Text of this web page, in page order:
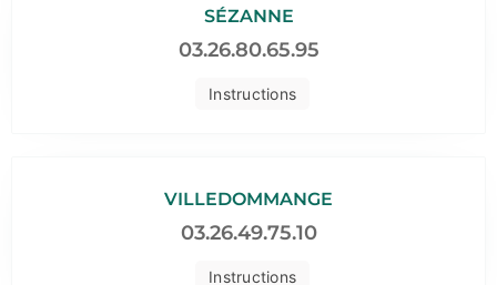
Instructions
SÉZANNE
03.26.80.65.95
Instructions
VILLEDOMMANGE
03.26.49.75.10